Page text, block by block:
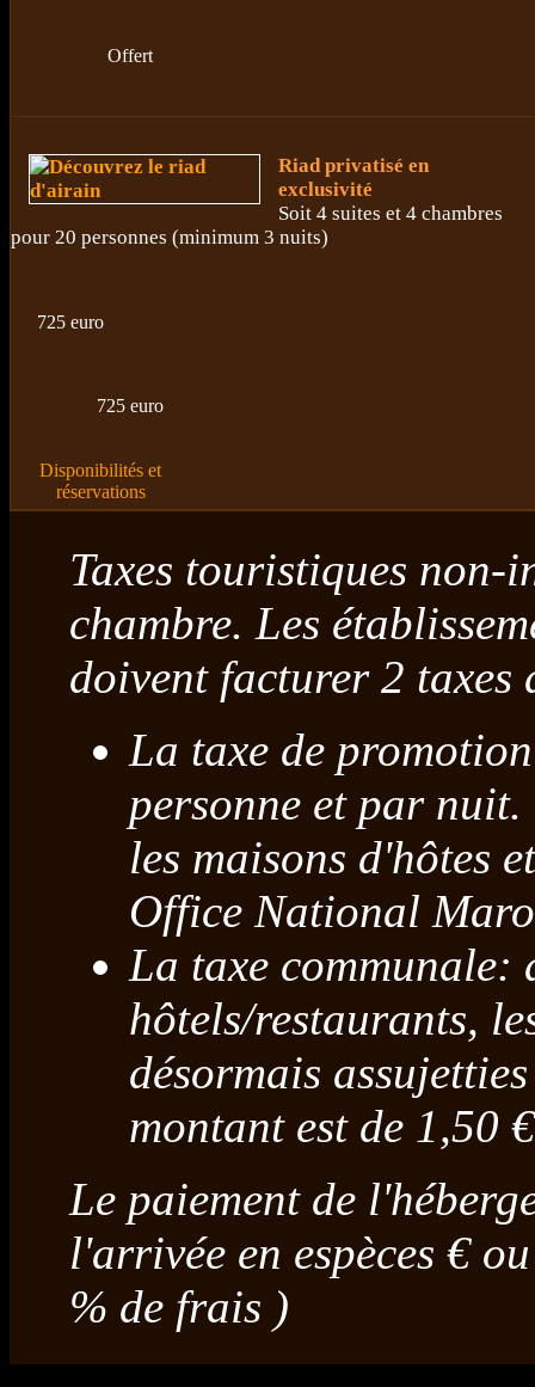
Offert
Riad privatisé en
exclusivité
Soit 4 suites et 4 chambres
pour 20 personnes (minimum 3 nuits)
725 euro
725 euro
Disponibilités et
réservations
Taxes touristiques non-
chambre. Les
doivent facturer 2
La taxe de
personne et par
les maisons d'hôtes
Office National
La taxe communale:
hôtels/restaurants,
désormais
montant est de 1,50
Le paiement de
l'arrivée en espèces €
% de frais )